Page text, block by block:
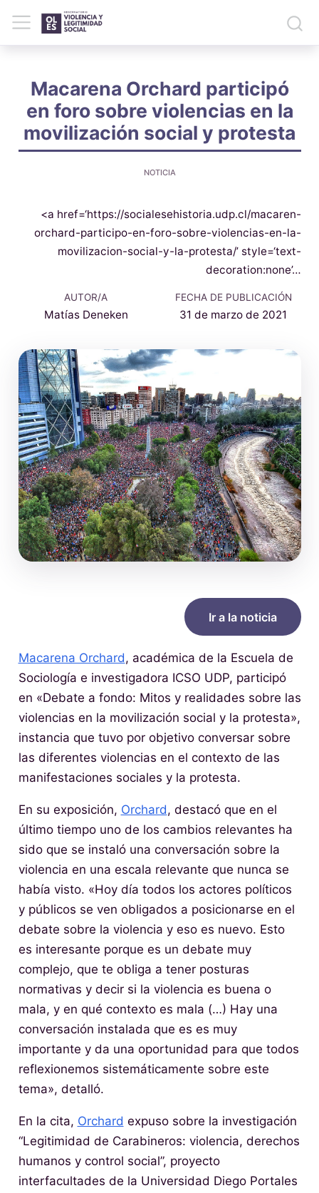
Macarena Orchard participó
en foro sobre violencias en la
movilización social y protesta
NOTICIA
<a href=‘https://socialesehistoria.udp.cl/macaren-
orchard-participo-en-foro-sobre-violencias-en-la-
movilizacion-social-y-la-protesta/’ style=‘text-
decoration:none’…
AUTOR/A
Matías Deneken
FECHA DE PUBLICACIÓN
31 de marzo de 2021
Ir a la noticia
Macarena Orchard, académica de la Escuela de
Sociología e investigadora ICSO UDP, participó
en «Debate a fondo: Mitos y realidades sobre las
violencias en la movilización social y la protesta»,
instancia que tuvo por objetivo conversar sobre
las diferentes violencias en el contexto de las
manifestaciones sociales y la protesta.
En su exposición, Orchard, destacó que en el
último tiempo uno de los cambios relevantes ha
sido que se instaló una conversación sobre la
violencia en una escala relevante que nunca se
había visto. «Hoy día todos los actores políticos
y públicos se ven obligados a posicionarse en el
debate sobre la violencia y eso es nuevo. Esto
es interesante porque es un debate muy
complejo, que te obliga a tener posturas
normativas y decir si la violencia es buena o
mala, y en qué contexto es mala (…) Hay una
conversación instalada que es es muy
importante y da una oportunidad para que todos
reflexionemos sistemáticamente sobre este
tema», detalló.
En la cita, Orchard expuso sobre la investigación
“Legitimidad de Carabineros: violencia, derechos
humanos y control social”, proyecto
interfacultades de la Universidad Diego Portales